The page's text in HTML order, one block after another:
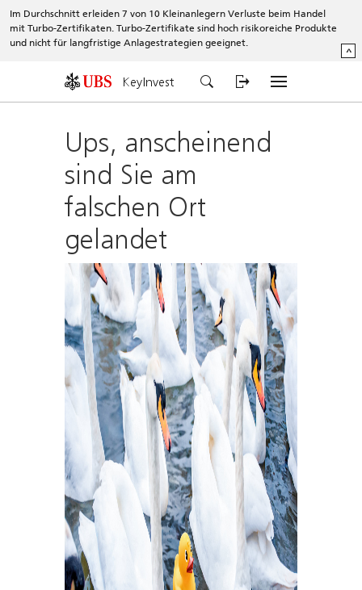
Im Durchschnitt erleiden 7 von 10 Kleinanlegern Verluste beim Handel
mit Turbo-Zertifikaten. Turbo-Zertifikate sind hoch risikoreiche Produkte
und nicht für langfristige Anlagestrategien geeignet.
^
KeyInvest
Ups, anscheinend
sind Sie am
falschen Ort
gelandet